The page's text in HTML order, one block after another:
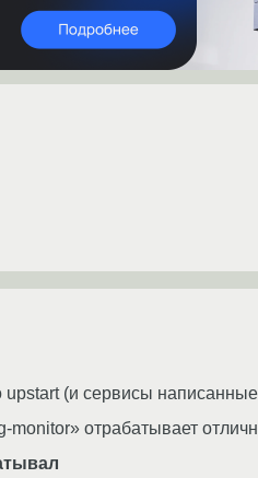
(и сервисы
monitor» отрабатывает